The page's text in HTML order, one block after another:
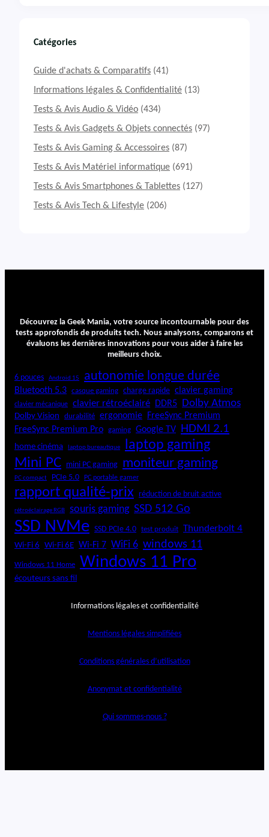
A
v
i
A
s
i
a
t
u
e
u
r
e
R
a
p
i
d
a
s
h
N
E
W
3
0
Catégories
Guide d'achats & Comparatifs (41)
Informations légales & Confidentialité (13)
Tests & Avis Audio & Vidéo (434)
Tests & Avis Gadgets & Objets connectés (97)
Tests & Avis Gaming & Accessoires (87)
Tests & Avis Matériel informatique (691)
Tests & Avis Smartphones & Tablettes (127)
Tests & Avis Tech & Lifestyle (206)
Découvrez la Geek Mania, votre source incontournable pour des
tests approfondis de produits tech. Nous analysons, comparons et
évaluons les dernières innovations pour vous aider à faire les
meilleurs choix.
6 pouces Android 15 autonomie longue durée
Bluetooth 5.3 casque gaming charge rapide clavier gaming
clavier mécanique clavier rétroéclairé DDR5 Dolby Atmos
Dolby Vision durabilité ergonomie
FreeSync Premium
FreeSync Premium Pro
gaming Google TV HDMI 2.1
home cinéma laptop bureautique laptop gaming
Mini PC mini PC gaming moniteur gaming
PC compact PCIe 5.0 PC portable gamer
rapport qualité-prix réduction de bruit active
rétroéclairage RGB souris gaming SSD 512 Go
SSD NVMe SSD PCIe 4.0 test produit Thunderbolt 4
Wi-Fi 6 Wi-Fi 6E Wi-Fi 7 WiFi 6 windows 11
Windows 11 Home Windows 11 Pro
écouteurs sans fil
Informations légales et confidentialité
Mentions légales simplifiées
Conditions générales d’utilisation
Anonymat et confidentialité
Qui sommes-nous ?